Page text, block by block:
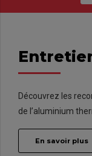
Découvrez les
de l’aluminium
En savoir plus